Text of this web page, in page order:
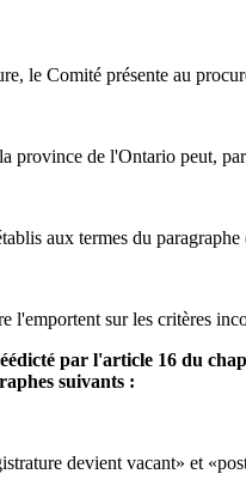
le Comité présente au
province de l'Ontario peut,
aux termes du paragraphe
l'emportent sur les critères
par l'article 16 du
suivants :
devient vacant» et